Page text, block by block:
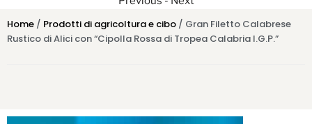
Home / Prodotti di agricoltura e cibo / Gran Filetto Calabrese
Rustico di Alici con “Cipolla Rossa di Tropea Calabria I.G.P.”